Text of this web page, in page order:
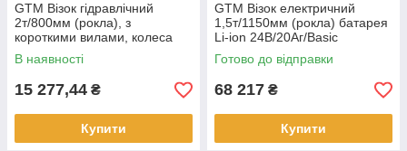
GTM Візок гідравлічний
2т/800мм (рокла), з
короткими вилами, колеса
200*50
В наявності
15 277,44 ₴
Купити
GTM Візок електричний
1,5т/1150мм (рокла) батарея
Li-ion 24В/20Аг/Basic
Готово до відправки
68 217 ₴
Купити